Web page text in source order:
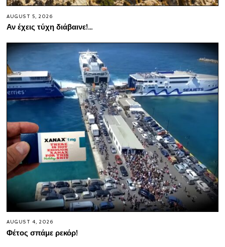
AUGUST 5, 2026
Αν έχεις τύχη διάβαινε!…
AUGUST 4, 2026
Φέτος σπάμε ρεκόρ!